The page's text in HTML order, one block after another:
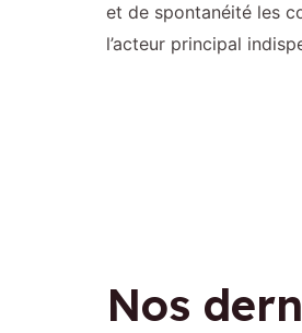
et de spontanéité les
l’acteur principal
Nos